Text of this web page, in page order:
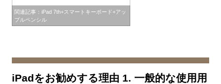
関連記事：iPad 7th+スマートキーボード+アッ
プルペンシル
iPadをお勧めする理由 1. 一般的な使用用